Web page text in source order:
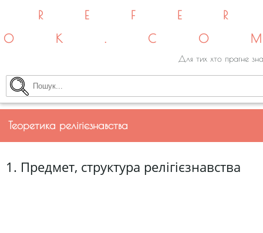
Для тих хто прагне
Теоретика релігієзнавства
1. Предмет, структура релігієзнавства